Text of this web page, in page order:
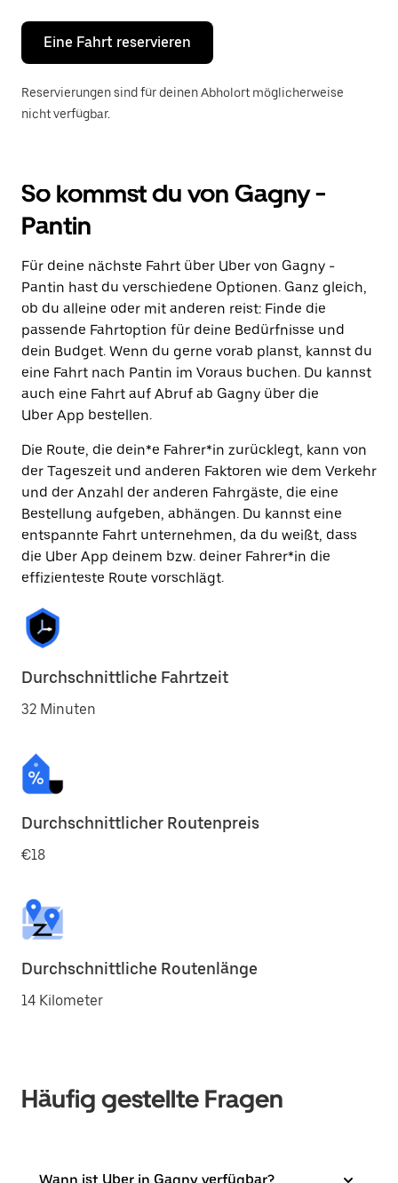
um
den
Kalender
schließen.
Eine Fahrt reservieren
Reservierungen sind für deinen Abholort möglicherweise
nicht verfügbar.
So kommst du von Gagny -
Pantin
Für deine nächste Fahrt über Uber von Gagny -
Pantin hast du verschiedene Optionen. Ganz gleich,
ob du alleine oder mit anderen reist: Finde die
passende Fahrtoption für deine Bedürfnisse und
dein Budget. Wenn du gerne vorab planst, kannst du
eine Fahrt nach Pantin im Voraus buchen. Du kannst
auch eine Fahrt auf Abruf ab Gagny über die
Uber App bestellen.
Die Route, die dein*e Fahrer*in zurücklegt, kann von
der Tageszeit und anderen Faktoren wie dem Verkehr
und der Anzahl der anderen Fahrgäste, die eine
Bestellung aufgeben, abhängen. Du kannst eine
entspannte Fahrt unternehmen, da du weißt, dass
die Uber App deinem bzw. deiner Fahrer*in die
effizienteste Route vorschlägt.
Durchschnittliche Fahrtzeit
32 Minuten
Durchschnittlicher Routenpreis
€18
Durchschnittliche Routenlänge
14 Kilometer
Häufig gestellte Fragen